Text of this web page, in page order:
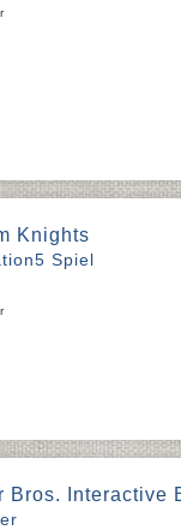
Knights
Spiel
Bros. Interactive